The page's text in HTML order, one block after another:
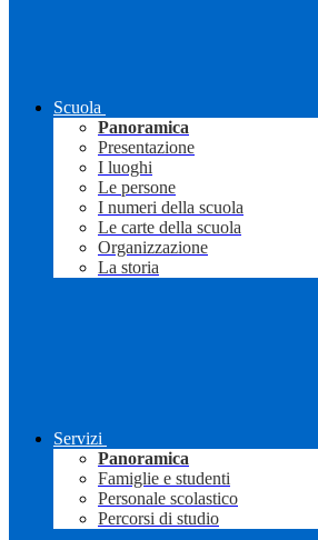
Scuola
Panoramica
Presentazione
I luoghi
Le persone
I numeri della scuola
Le carte della scuola
Organizzazione
La storia
Servizi
Panoramica
Famiglie e studenti
Personale scolastico
Percorsi di studio